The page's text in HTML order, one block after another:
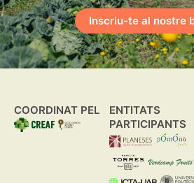
Inscriu-te al nostre
COORDINAT PEL
ENTITATS
PARTICIPANTS